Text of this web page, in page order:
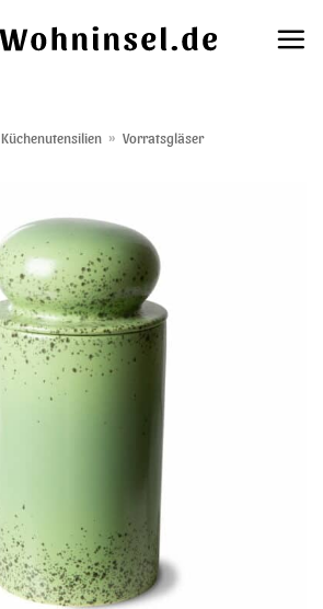
Küchenutensilien » Vorratsgläser